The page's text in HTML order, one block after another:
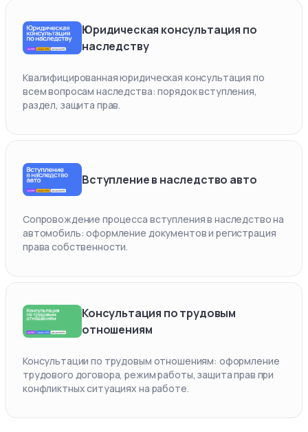
Юридическая консультация по
наследству
Квалифицированная юридическая консультация по
всем вопросам наследства: порядок вступления,
раздел, защита прав.
Вступление в наследство авто
Сопровождение процесса вступления в наследство на
автомобиль: оформление документов и регистрация
права собственности.
Консультация по трудовым
отношениям
Консультации по трудовым отношениям: оформление
трудового договора, режим работы, защита прав при
конфликтных ситуациях на работе.